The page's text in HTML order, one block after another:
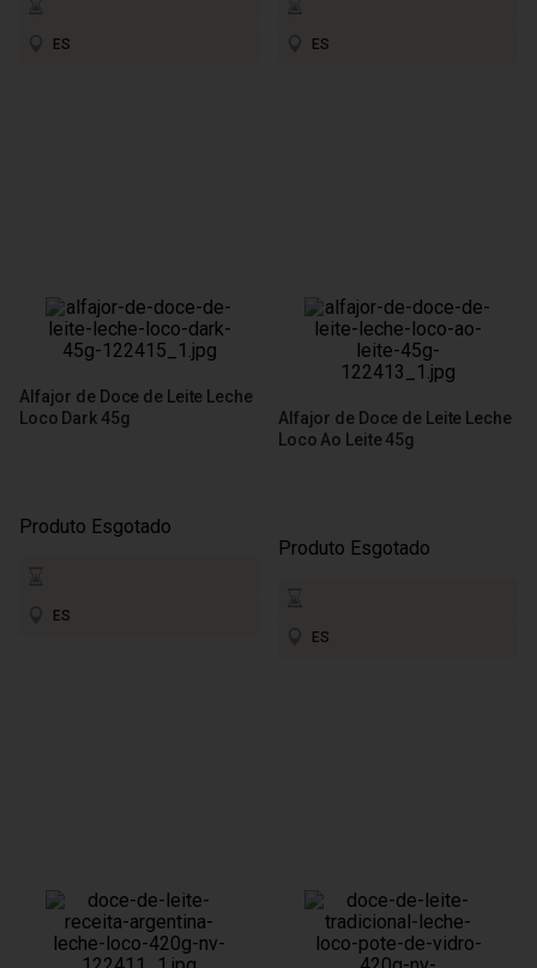
ES ES
Alfajor de Doce de Leite Leche
Loco Dark 45g
Produto Esgotado
ES
Alfajor de Doce de Leite Leche
Loco Ao Leite 45g
Produto Esgotado
ES